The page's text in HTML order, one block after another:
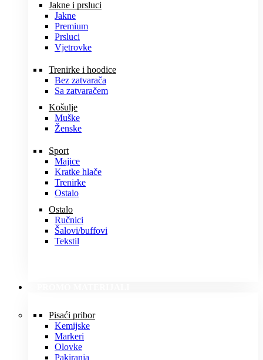
Jakne i prsluci
Jakne
Premium
Prsluci
Vjetrovke
Trenirke i hoodice
Bez zatvarača
Sa zatvaračem
Košulje
Muške
Ženske
Sport
Majice
Kratke hlače
Trenirke
Ostalo
Ostalo
Ručnici
Šalovi/buffovi
Tekstil
Pisaći pribor
Kemijske
Markeri
Olovke
Pakiranja